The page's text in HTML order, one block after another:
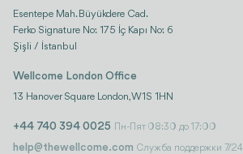
Esentepe Mah. Büyükdere Cad.
Ferko Signature No: 175 İç Kapı No: 6
Şişli / İstanbul
Wellcome London Office
13 Hanover Square London, W1S 1HN
+44 740 394 0025 Пн-Пят 08:30 до 17:00
help@thewellcome.com Служба поддержки 7/24